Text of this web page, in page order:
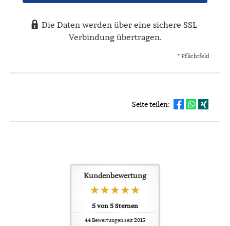
Die Daten werden über eine sichere SSL-
Verbindung übertragen.
* Pflichtfeld
Seite teilen:
Kundenbewertung
5 von 5 Sternen
44Bewertungen seit 2015